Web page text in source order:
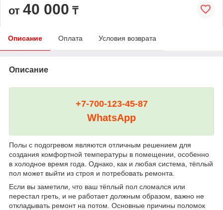
от 40 000 ₸
Описание Оплата Условия возврата
Описание
+7-700-123-45-87
WhatsApp
Полы с подогревом являются отличным решением для
создания комфортной температуры в помещении, особенно
в холодное время года. Однако, как и любая система, тёплый
пол может выйти из строя и потребовать ремонта.
Если вы заметили, что ваш тёплый пол сломался или
перестал греть, и не работает должным образом, важно не
откладывать ремонт на потом. Основные причины поломок